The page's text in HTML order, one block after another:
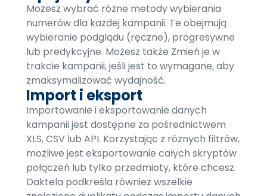
Możesz wybrać różne metody wybierania
numerów dla każdej kampanii. Te obejmują
wybieranie podglądu (ręczne), progresywne
lub predykcyjne. Możesz także Zmień je w
trakcie kampanii, jeśli jest to wymagane, aby
zmaksymalizować wydajność.
Import i eksport
Importowanie i eksportowanie danych
kampanii jest dostępne za pośrednictwem
XLS, CSV lub API. Korzystając z różnych filtrów,
możliwe jest eksportowanie całych skryptów
połączeń lub tylko przedmioty, które chcesz.
Daktela podkreśla również wszelkie